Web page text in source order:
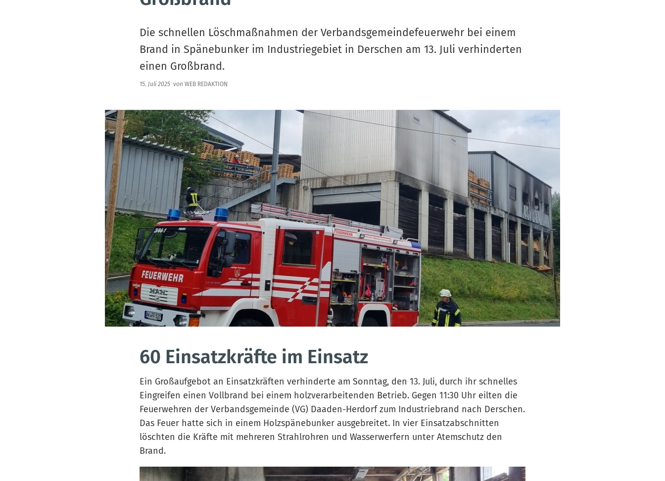
Die schnellen Löschmaßnahmen der Verbandsgemeindefeuerwehr bei einem
Brand in Spänebunker im Industriegebiet in Derschen am 13. Juli verhinderten
einen Großbrand.
15. Juli 2025 von WEB REDAKTION
60 Einsatzkräfte im Einsatz
Ein Großaufgebot an Einsatzkräften verhinderte am Sonntag, den 13. Juli, durch ihr schnelles
Eingreifen einen Vollbrand bei einem holzverarbeitenden Betrieb. Gegen 11:30 Uhr eilten die
Feuerwehren der Verbandsgemeinde (VG) Daaden-Herdorf zum Industriebrand nach Derschen.
Das Feuer hatte sich in einem Holzspänebunker ausgebreitet. In vier Einsatzabschnitten
löschten die Kräfte mit mehreren Strahlrohren und Wasserwerfern unter Atemschutz den
Brand.